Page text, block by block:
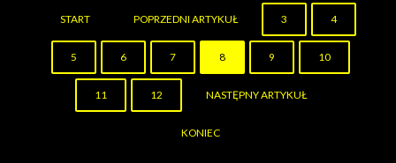
START POPRZEDNI ARTYKUŁ 3 4
5 6 7 8 9 10
11 12 NASTĘPNY ARTYKUŁ
KONIEC